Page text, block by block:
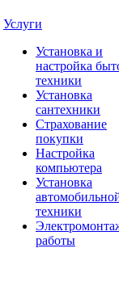
Услуги
Установка и
настройка
техники
Установка
сантехники
Страхование
покупки
Настройка
компьютера
Установка
техники
работы